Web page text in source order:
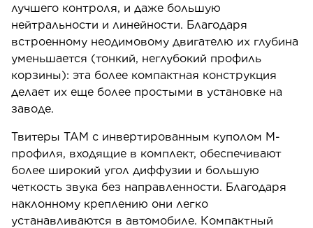
лучшего контроля, и даже большую
нейтральности и линейности. Благодаря
встроенному неодимовому двигателю их глубина
уменьшается (тонкий, неглубокий профиль
корзины): эта более компактная конструкция
делает их еще более простыми в установке на
заводе.
Твитеры TAM с инвертированным куполом M-
профиля, входящие в комплект, обеспечивают
более широкий угол диффузии и большую
четкость звука без направленности. Благодаря
наклонному креплению они легко
устанавливаются в автомобиле. Компактный